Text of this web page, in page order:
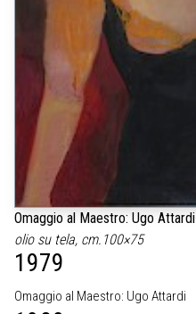
Omaggio al Maestro: Ugo Attardi
olio su tela, cm.100×75
1979
Omaggio al Maestro: Ugo Attardi